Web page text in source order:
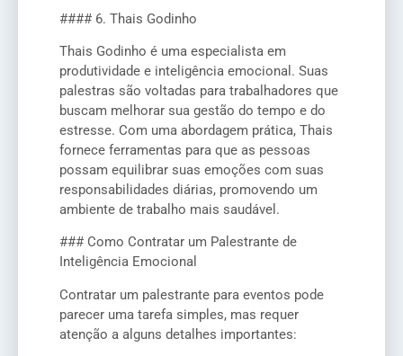
#### 6. Thais Godinho
Thais Godinho é uma especialista em
produtividade e inteligência emocional. Suas
palestras são voltadas para trabalhadores que
buscam melhorar sua gestão do tempo e do
estresse. Com uma abordagem prática, Thais
fornece ferramentas para que as pessoas
possam equilibrar suas emoções com suas
responsabilidades diárias, promovendo um
ambiente de trabalho mais saudável.
### Como Contratar um Palestrante de
Inteligência Emocional
Contratar um palestrante para eventos pode
parecer uma tarefa simples, mas requer
atenção a alguns detalhes importantes: